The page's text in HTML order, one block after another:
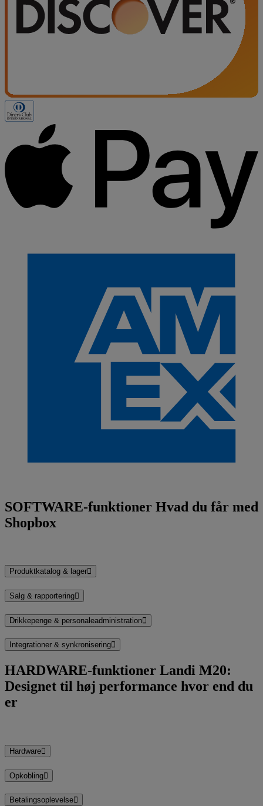
SOFTWARE-funktioner Hvad du får med
Shopbox
Produktkatalog & lager
Salg & rapportering
Drikkepenge & personaleadministration
Integrationer & synkronisering
HARDWARE-funktioner Landi M20:
Designet til høj performance hvor end du
er
Hardware
Opkobling
Betalingsoplevelse